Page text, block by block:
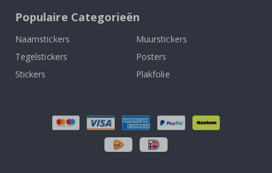
Populaire Categorieën
Naamstickers
Muurstickers
Tegelstickers
Posters
Stickers
Plakfolie